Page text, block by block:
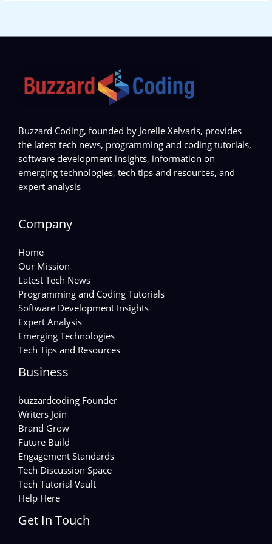
Buzzard Coding, founded by Jorelle Xelvaris, provides
the latest tech news, programming and coding tutorials,
software development insights, information on
emerging technologies, tech tips and resources, and
expert analysis
Company
Home
Our Mission
Latest Tech News
Programming and Coding Tutorials
Software Development Insights
Expert Analysis
Emerging Technologies
Tech Tips and Resources
Business
buzzardcoding Founder
Writers Join
Brand Grow
Future Build
Engagement Standards
Tech Discussion Space
Tech Tutorial Vault
Help Here
Get In Touch